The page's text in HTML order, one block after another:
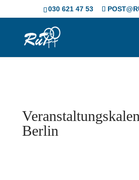
Skip to content 030 621 47 53
Berlin